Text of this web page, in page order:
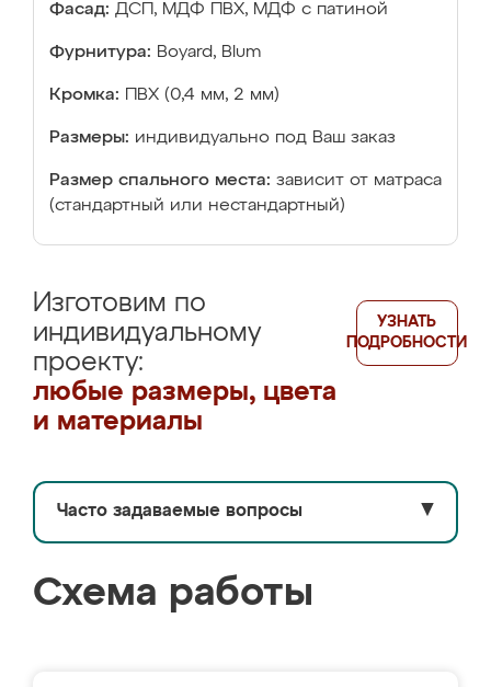
Фасад: ДСП, МДФ ПВХ, МДФ с патиной
Фурнитура: Boyard, Blum
Кромка: ПВХ (0,4 мм, 2 мм)
Размеры: индивидуально под Ваш заказ
Размер спального места: зависит от матраса
(стандартный или нестандартный)
Изготовим по
индивидуальному
проекту:
любые размеры, цвета
и материалы
УЗНАТЬ
ПОДРОБНОСТИ
Часто задаваемые вопросы ▼
Схема работы